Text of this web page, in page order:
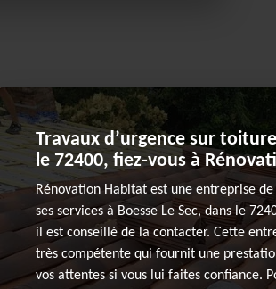
Travaux d’urgence sur
le 72400, fiez-vous à
Rénovation Habitat est une entreprise
ses services à Boesse Le Sec, dans le
il est conseillé de la contacter. Cette
très compétente qui fournit une
vos attentes si vous lui faites confiance.